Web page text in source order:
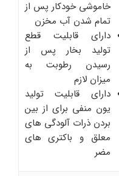
خاموشی خودکار پس از
تمام شدن آب مخزن
دارای قابلیت قطع
تولید بخار پس از
رسیدن رطوبت به
میزان لازم
دارای قابلیت تولید
یون منفی برای از بین
بردن ذرات آلودگی های
معلق و باکتری های
مضر